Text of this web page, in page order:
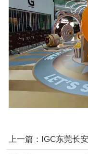
上一篇： IGC东莞长